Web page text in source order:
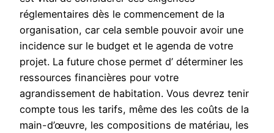
réglementaires dès le commencement de la
organisation, car cela semble pouvoir avoir une
incidence sur le budget et le agenda de votre
projet. La future chose permet d’ déterminer les
ressources financières pour votre
agrandissement de habitation. Vous devrez tenir
compte tous les tarifs, même des les coûts de la
main-d’œuvre, les compositions de matériau, les